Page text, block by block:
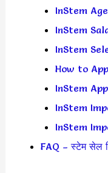
InStem
InStem
InStem
How to
InStem
InStem
InStem
FAQ – स्टेम सेल